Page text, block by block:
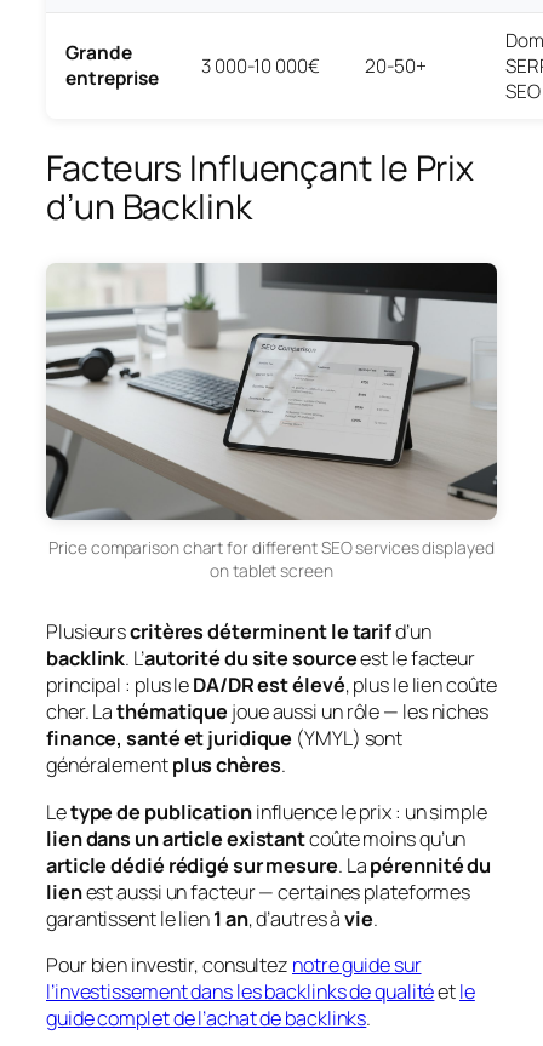
Grande
entreprise
3 000-10 000€ 20-50+
SEO
Facteurs Influençant le Prix
d’un Backlink
Price comparison chart for different SEO services displayed
on tablet screen
Plusieurscritères déterminent le tarifd’un
backlink. L’autorité du site sourceest le facteur
principal : plus leDA/DR est élevé, plus le lien coûte
cher. Lathématique joue aussi un rôle — les niches
finance, santé et juridique (YMYL) sont
généralementplus chères.
Letype de publicationinfluence le prix : un simple
lien dans un article existantcoûte moins qu’un
article dédié rédigé sur mesure. Lapérennité du
lienest aussi un facteur — certaines plateformes
garantissent le lien1 an, d’autres àvie.
Pour bien investir, consultez notre guide sur
l’investissement dans les backlinks de qualitéetle
guide complet de l’achat de backlinks.